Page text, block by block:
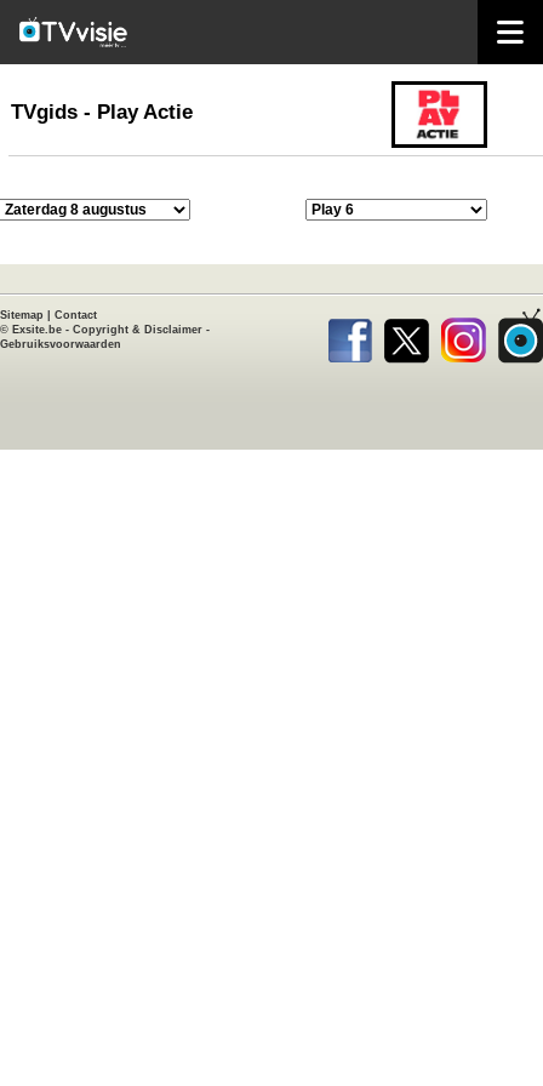
TVgids
TVgids - Play Actie
Sitemap
Contact
© Exsite.be - Copyright & Disclaimer -
Gebruiksvoorwaarden